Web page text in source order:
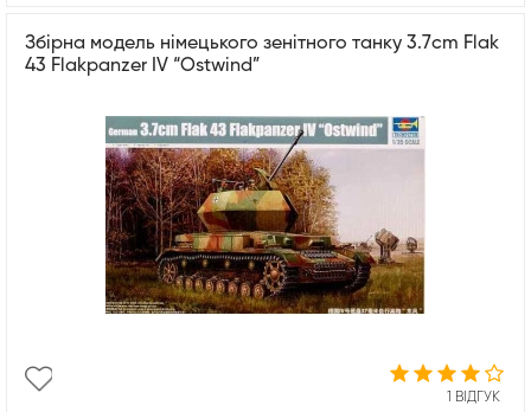
Збірна модель німецького зенітного танку 3.7cm Flak
43 Flakpanzer IV “Ostwind”
1 ВІДГУК